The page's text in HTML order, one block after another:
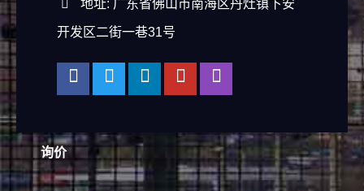
地址: 广东省佛山市南海区丹灶镇下安
开发区二街一巷31号
询价